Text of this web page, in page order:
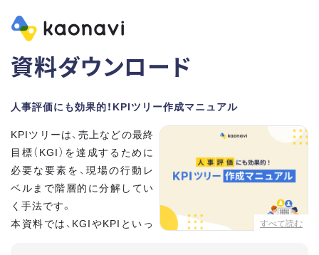
資料ダウンロード
人事評価にも効果的！KPIツリー作成マニュアル
すべて読む
KPIツリーは、売上などの最終
目標（KGI）を達成するために
必要な要素を、現場の行動レ
ベルまで階層的に分解してい
く手法です。
本資料では、KGIやKPIといっ